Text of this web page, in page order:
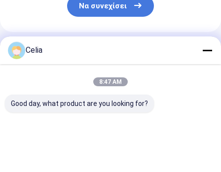
Να συνεχίσει
Συνιστώμενα Προϊόντα
Celia
8:47 AM
Good day, what product are you looking for?